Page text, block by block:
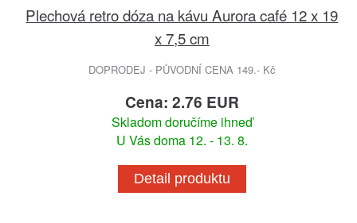
Plechová retro dóza na kávu Aurora café 12 x 19
x 7,5 cm
DOPRODEJ - PŮVODNÍ CENA 149.- Kč
Cena: 2.76 EUR
Skladom doručíme ihneď
U Vás doma 12. - 13. 8.
Detail produktu